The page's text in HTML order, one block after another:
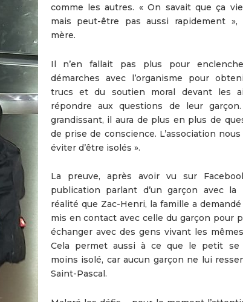
comme les autres. « On savait que ça
mais peut-être pas aussi rapidement »,
mère.
Il n’en fallait pas plus pour
démarches avec l’organisme pour
trucs et du soutien moral devant les
répondre aux questions de leur
grandissant, il aura de plus en plus de
de prise de conscience. L’association nous
éviter d’être isolés ».
La preuve, après avoir vu sur
publication parlant d’un garçon avec la
réalité que Zac-Henri, la famille a
mis en contact avec celle du garçon pour
échanger avec des gens vivant les
Cela permet aussi à ce que le petit se
moins isolé, car aucun garçon ne lui
Saint-Pascal.